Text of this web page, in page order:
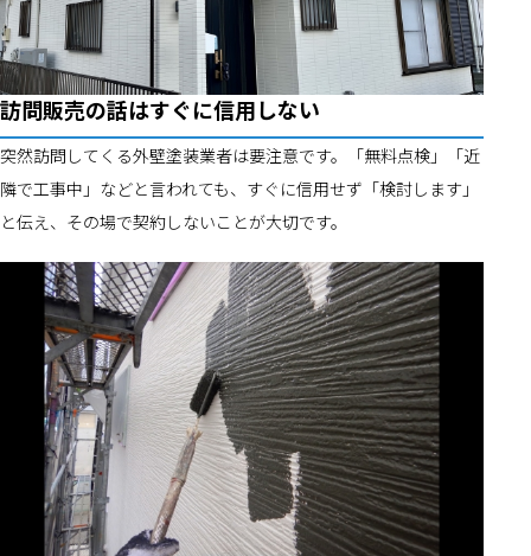
訪問販売の話はすぐに信用しない
突然訪問してくる外壁塗装業者は要注意です。「無料点検」「近
隣で工事中」などと言われても、すぐに信用せず「検討します」
と伝え、その場で契約しないことが大切です。